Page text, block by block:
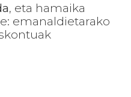
, eta hamaika
emanaldietarako